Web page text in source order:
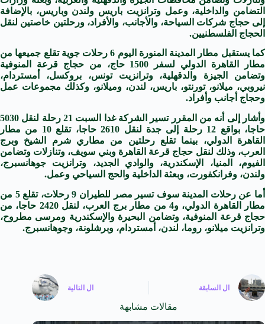
التضامن والداخلية، وعمل وترانزيت باريس ولندن وباريس، بالإضافة
إلى حجاج شركات السياحة، والأجانب، والأفراد، ورحلتين خاصتين لنقل
الحجاج الفلسطنيين.
كما يستقبل مطار المدينة المنورة اليوم 6 رحلات جوية تقلع جميعها من
مطار القاهرة الدولي لسفر 1500 حاج، من حجاج قرعة المنوفية
وتضامن الجيزة والدقهلية، وترانزيت تونس، بروكسل، أمستردام،
نيروبي، ميلانو، تورنتو، باريس، لندن، وميلانو، وكذلك مجموعات عمل
وحجاج أجانب وأفراد.
وأشار إلى أنه من المقرر تسير الشركة غدا السبت 21 رحلة لنقل 5030
حاجا، بواقع 12 رحلة إلى جدة لنقل 2610 حاجا، تقلع 10 من مطار
القاهرة الدولي، بينما تقلع رحلتين من مطاري شرم الشيخ وبرج
العرب، وذلك لنقل حجاج قرعة القاهرة وبني سويف، وتنازلات وتضامن
الفيوم، المنيا، الإسكندرية، والوادي الجديد، وترانزيت جوهانسبرج،
ولندن، وفرانكفورت، وبعثة الداخلية والحج السياحي وعمل.
أما عن رحلات المدينة سوف تسير مصر للطيران 9 رحلات، تقلع 5 من
مطار القاهرة الدولي، و4 من مطار برج العرب، لنقل 2420 حاجا، من
حجاج قرعة المنوفية، وتضامن البحيرة والإسكندرية ومرسى مطروح،
وترانزيت ميلانو، روما، لندن، أمستردام، وبرشلونة، وجوهانسبرج.
ال السابقة ال التالية
مقالات مشابهة